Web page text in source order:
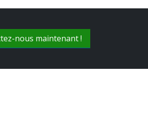
nous maintenant !